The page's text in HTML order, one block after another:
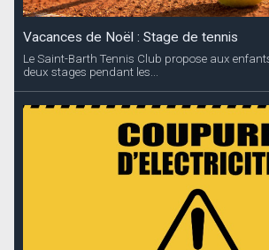
Vacances de Noël : Stage de tennis
Le Saint-Barth Tennis Club propose aux
deux stages pendant les...